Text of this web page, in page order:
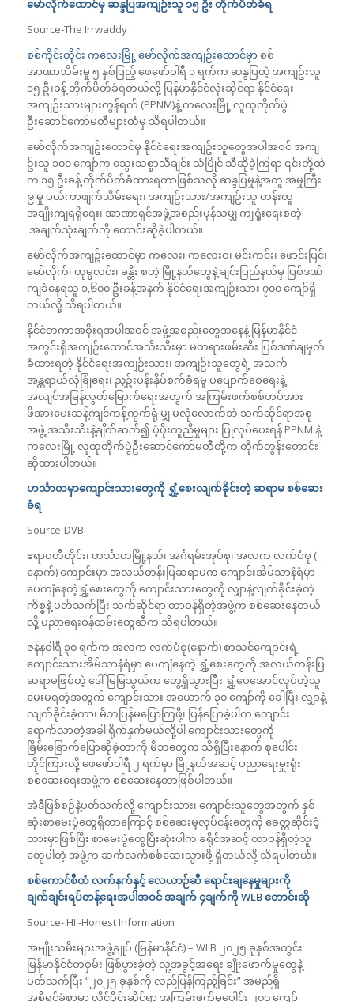
မော်လိုက်ထောင်မှ ဆန္ဒပြအကျဉ်းသူ ၁၅ ဦး တိုက်ပိတ်ခံရ
Source-The Irrwaddy
စစ်ကိုင်းတိုင်း ကလေးမြို့ မော်လိုက်အကျဉ်းထောင်မှာစစ်
အာဏာသိမ်းမှု ၅ နှစ်ပြည့် ဖေဖော်ဝါရီ ၁ ရက်က ဆန္ဒပြတဲ့ အကျဥ်းသူ
၁၅ ဦးခန့် တိုက်ပိတ်ခံရတယ်လို့ မြန်မာနိုင်ငံလုံးဆိုင်ရာ နိုင်ငံရေး
အကျဉ်းသားများကွန်ရက် (PPNM)နဲ့ ကလေးမြို့ လူထုတိုက်ပွဲ
ဦးဆောင်ကော်မတီများထံမှ သိရပါတယ်။
မော်လိုက်အကျဥ်းထောင်မှ နိုင်ငံရေးအကျဥ်းသူတွေအပါအဝင် အကျ
ဥ်းသူ ၁၀၀ ကျော်က သွေးသစ္စာသီချင်း သံပြိုင် သီဆိုခဲ့ကြရာ ၎င်းတို့ထဲ
က ၁၅ ဦးခန့် တိုက်ပိတ်ခံထားရတာဖြစ်သလို ဆန္ဒပြမှုနဲ့အတူ အမှုကြီး
၉ မှု ပယ်ကာဖျက်သိမ်းရေး၊ အကျဥ်းသား/အကျဥ်းသူ တန်းတူ
အချိုးကျရရှိရေး၊ အာဏာရှင်အဖွဲ့အစည်းမှန်သမျှ ကျရှုံးရေးစတဲ့
အချက်သုံးချက်ကို တောင်းဆိုခဲ့ပါတယ်။
မော်လိုက်အကျဥ်းထောင်မှာ ကလေး၊ ကလေးဝ၊ မင်းကင်း၊ ဖောင်းပြင်၊
မော်လိုက်၊ ဟုမ္မလင်း၊ ခန္တီး စတဲ့ မြို့နယ်တွေနဲ့ ချင်းပြည်နယ်မှ ပြစ်ဒဏ်
ကျခံနေရသူ ၁,၆၀၀ ဦးခန့်အနက် နိုင်ငံရေးအကျဉ်းသား ၇၀၀ ကျော်ရှိ
တယ်လို့ သိရပါတယ်။
နိုင်ငံတကာအစိုးရအပါအဝင် အဖွဲ့အစည်းတွေအနေနဲ့ မြန်မာနိုင်ငံ
အတွင်းရှိအကျဉ်းထောင်အသီးသီးမှာ မတရားဖမ်းဆီး ပြစ်ဒဏ်ချမှတ်
ခံထားရတဲ့ နိုင်ငံရေးအကျဉ်းသား၊ အကျဉ်းသူတွေရဲ့ အသက်
အန္တရာယ်လုံခြုံရေး၊ ညှဥ်းပန်းနှိပ်စက်ခံရမှု ပပျောက်စေရေးနဲ့
အလျင်အမြန်လွတ်မြောက်ရေးအတွက် အကြမ်းဖက်စစ်တပ်အား
ဖိအားပေးဆန့်ကျင်ကန့်ကွက်ရုံ မျှ မလုံလောက်ဘဲ သက်ဆိုင်ရာအစု
အဖွဲ့ အသီးသီးနဲ့ချိတ်ဆက်၍ ပံ့ပိုးကူညီမှုများ ပြုလုပ်ပေးရန် PPNM နဲ့
ကလေးမြို့ လူထုတိုက်ပွဲဦးဆောင်ကော်မတီတို့က တိုက်တွန်းတောင်း
ဆိုထားပါတယ်။
ဟင်္သာတမှာကျောင်းသားတွေကို ရွှံ့စေးလျက်ခိုင်းတဲ့ ဆရာမ စစ်ဆေး
ခံရ
Source-DVB
ဧရာဝတီတိုင်း၊ ဟင်္သာတမြို့နယ်၊ အင်္ဂရမ်းအုပ်စု၊ အလက လက်ပံစု (​
နောက်) ကျောင်းမှာ အလယ်တန်းပြဆရာမက ကျောင်းအိမ်သာနံရံမှာ
ပေကျံနေတဲ့ရွှံ့စေးတွေကို ကျောင်းသားတွေကို လျှာနဲ့လျက်ခိုင်းခဲ့တဲ့
ကိစ္စနဲ့ ပတ်သက်ပြီး သက်ဆိုင်ရာ တာဝန်ရှိတဲ့အဖွဲ့က စစ်ဆေးနေတယ်
လို့ ပညာရေးဝန်ထမ်းတွေဆီက သိရပါတယ်။
ဇန်နဝါရီ ၃၀ ရက်က အလက လက်ပံစု(နောက်) စာသင်ကျောင်းရဲ့
ကျောင်းသားအိမ်သာနံရံမှာ ပေကျံနေတဲ့ ရွှံ့စေးတွေကို အလယ်တန်းပြ
ဆရာမဖြစ်တဲ့ ဒေါ်မြမြသွယ်က တွေ့ရှိသွားပြီး ရွှံ့ပေအောင်လုပ်တဲ့သူ
မေးမရတဲ့အတွက် ကျောင်းသား အယောက် ၃၀ ကျော်ကို ခေါပြီး လျှာနဲ့
လျက်ခိုင်းခဲ့ကာ၊ မိဘပြန်မပြောကြဖို့၊ ပြန်ပြောခဲ့ပါက ကျောင်း
ရောက်လာတဲ့အခါ ရိုက်နှက်မယ်လို့ပါ ကျောင်းသားတွေကို
ခြိမ်းခြောက်ပြောဆိုခဲ့တာကို မိဘတွေက သိရှိပြီးနောက် စုပေါင်း
တိုင်ကြားလို့ ဖေဖော်ဝါရီ ၂ ရက်မှာ မြို့နယ်အဆင့် ပညာရေးမှူးရုံး
စစ်ဆေးရေးအဖွဲ့က စစ်ဆေးနေတာဖြစ်ပါတယ်။
အဲဒီဖြစ်စဉ်နဲ့ပတ်သက်လို့ ကျောင်းသား၊ ကျောင်းသူတွေအတွက် နှစ်
ဆုံးစာမေးပွဲတွေရှိတာကြောင့် စစ်ဆေးမှုလုပ်ငန်းတွေကို ခေတ္တဆိုင်းငံ့
ထားမှာဖြစ်ပြီး စာမေးပွဲတွေပြီးဆုံးပါက ခရိုင်အဆင့် တာဝန်ရှိတဲ့သူ
တွေပါတဲ့ အဖွဲ့က ဆက်လက်စစ်ဆေးသွားဖို့ ရှိတယ်လို့ သိရပါတယ်။
စစ်ကောင်စီထံ လက်နက်နှင့် လေယာဉ်ဆီ ရောင်းချနေမှုများကို
ချက်ချင်းရပ်တန့်ရေးအပါအဝင် အချက် ၄ချက်ကိုWLBတောင်းဆို
Source- HI -Honest Information
အမျိုးသမီးများအဖွဲ့ချုပ် (မြန်မာနိုင်ငံ) – WLB ၂၀၂၅ ခုနှစ်အတွင်း
မြန်မာနိုင်ငံတဝှမ်း ဖြစ်ပွားခဲ့တဲ့ လူ့အခွင့်အရေး ချိုးဖောက်မှုတွေနဲ့
ပတ်သက်ပြီး “၂၀၂၅ ခုနှစ်ကို လည်ပြန်ကြည့်ခြင်း” အမည်ရှိ
အစီရင်ခံစာမှာ လိင်ပိုင်းဆိုင်ရာ အကြမ်းဖက်မှုပေါင်း ၂၀၀ ကျော်